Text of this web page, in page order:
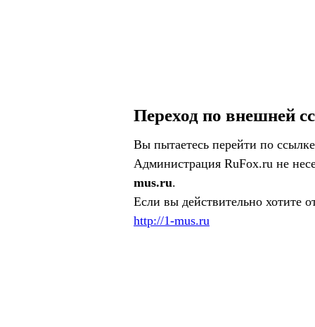
Переход по внешней
Вы пытаетесь перейти по
Администрация RuFox.ru не
mus.ru.
Если вы действительно хотите
http://1-mus.ru